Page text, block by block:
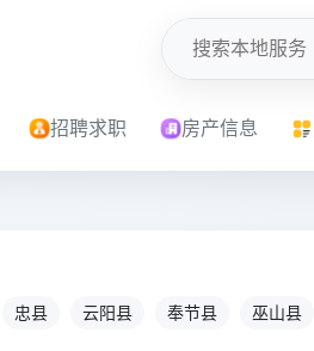
招聘求职 房产信息
忠县 云阳县 奉节县 巫山县